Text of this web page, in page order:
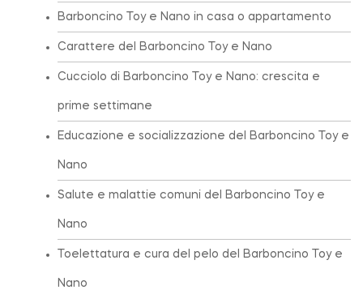
Barboncino Toy e Nano in casa o appartamento
Carattere del Barboncino Toy e Nano
Cucciolo di Barboncino Toy e Nano: crescita e
prime settimane
Educazione e socializzazione del Barboncino Toy e
Nano
Salute e malattie comuni del Barboncino Toy e
Nano
Toelettatura e cura del pelo del Barboncino Toy e
Nano